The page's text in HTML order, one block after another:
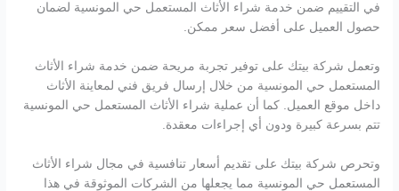
في التقييم ضمن خدمة شراء الأثاث المستعمل حي المونسية لضمان
حصول العميل على أفضل سعر ممكن.
وتعمل شركة بيتك على توفير تجربة مريحة ضمن خدمة شراء الأثاث
المستعمل حي المونسية من خلال إرسال فريق فني لمعاينة الأثاث
داخل موقع العميل. كما أن عملية شراء الأثاث المستعمل حي المونسية
تتم بسرعة كبيرة ودون أي إجراءات معقدة.
وتحرص شركة بيتك على تقديم أسعار تنافسية في مجال شراء الأثاث
المستعمل حي المونسية مما يجعلها من الشركات الموثوقة في هذا